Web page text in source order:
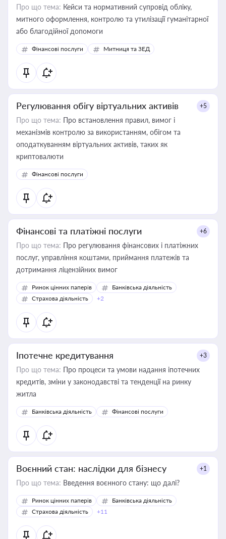
Про що тема: Кейси та нормативний супровід обліку,
митного оформлення, контролю та утилізації гуманітарної
або благодійної допомоги
Фінансові послуги Митниця та ЗЕД
Регулювання обігу віртуальних активів +5
Про що тема: Про встановлення правил, вимог і
механізмів контролю за використанням, обігом та
оподаткуванням віртуальних активів, таких як
криптовалюти
Фінансові послуги
Фінансові та платіжні послуги +6
Про що тема: Про регулювання фінансових і платіжних
послуг, управління коштами, приймання платежів та
дотримання ліцензійних вимог
Ринок цінних паперів
Банківська діяльність
Страхова діяльність
+2
Іпотечне кредитування +3
Про що тема: Про процеси та умови надання іпотечних
кредитів, зміни у законодавстві та тенденції на ринку
житла
Банківська діяльність Фінансові послуги
Воєнний стан: наслідки для бізнесу +1
Про що тема: Введення воєнного стану: що далі?
Ринок цінних паперів
Банківська діяльність
Страхова діяльність
+11